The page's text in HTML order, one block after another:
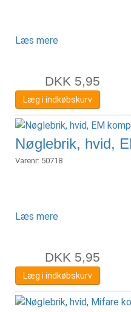
Læs mere
DKK 5,95
Læg i indkøbskurv
Nøglebrik, hvid,
Varenr: 50718
Læs mere
DKK 5,95
Læg i indkøbskurv